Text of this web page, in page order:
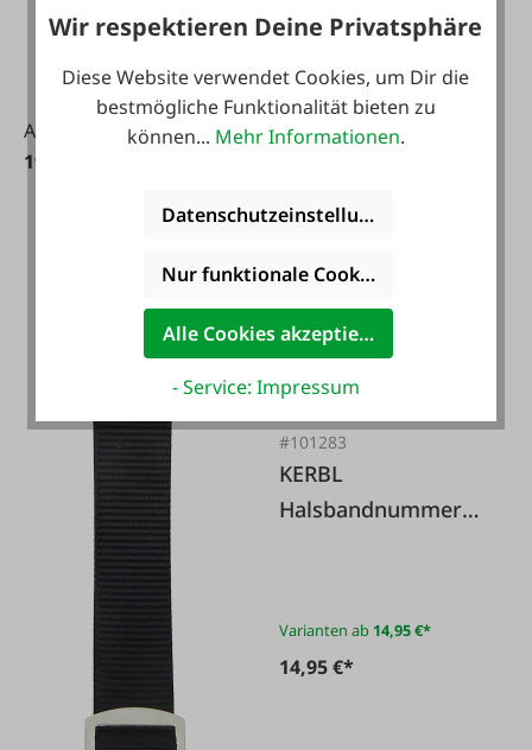
Ziegen
Ab
19,35 €*
Varianten ab 17,95 €*
18,95 €*
#101283
KERBL
Halsbandnummer
Varianten ab 14,95 €*
14,95 €*
Wir respektieren Deine Privatsphäre
Diese Website verwendet Cookies, um Dir die
bestmögliche Funktionalität bieten zu
können... Mehr Informationen.
Datenschutzeinstellungen
Nur funktionale Cookies akzeptieren
Alle Cookies akzeptieren
- Service: Impressum